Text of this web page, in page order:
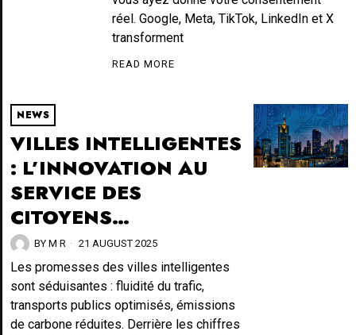
réel. Google, Meta, TikTok, LinkedIn et X
transforment
READ MORE
NEWS
VILLES INTELLIGENTES
: L’INNOVATION AU
SERVICE DES
CITOYENS…
BY M R 21 AUGUST 2025
Les promesses des villes intelligentes
sont séduisantes : fluidité du trafic,
transports publics optimisés, émissions
de carbone réduites. Derrière les chiffres